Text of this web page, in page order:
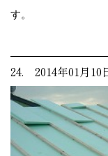
す。
24. 2014年01月10